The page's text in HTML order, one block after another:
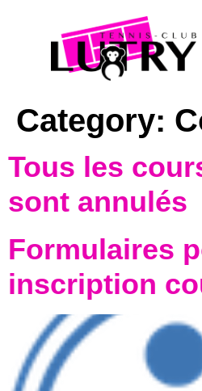
Category:
Tous les
sont annulés
Formulaires
inscription